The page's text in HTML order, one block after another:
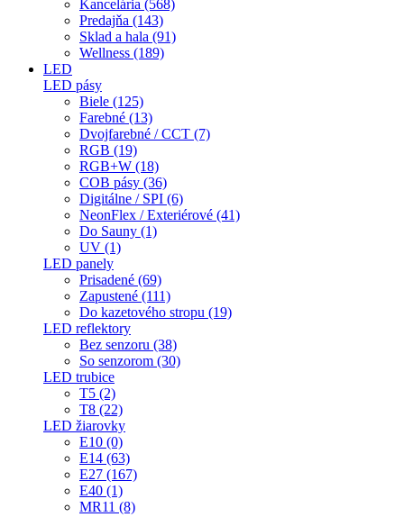
Kancelária (568)
Predajňa (143)
Sklad a hala (91)
Wellness (189)
LED
LED pásy
Biele (125)
Farebné (13)
Dvojfarebné / CCT (7)
RGB (19)
RGB+W (18)
COB pásy (36)
Digitálne / SPI (6)
NeonFlex / Exteriérové (41)
Do Sauny (1)
UV (1)
LED panely
Prisadené (69)
Zapustené (111)
Do kazetového stropu (19)
LED reflektory
Bez senzoru (38)
So senzorom (30)
LED trubice
T5 (2)
T8 (22)
LED žiarovky
E10 (0)
E14 (63)
E27 (167)
E40 (1)
MR11 (8)